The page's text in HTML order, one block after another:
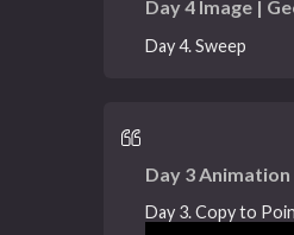
Day 4 Image |
Day 4. Sweep
Day 3
Day 3. Copy to